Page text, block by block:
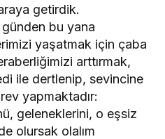
getirdik.
bu yana
yaşatmak için çaba
arttırmak,
ile dertlenip, sevincine
yapmaktadır:
geleneklerini, o eşsiz
olursak olalım